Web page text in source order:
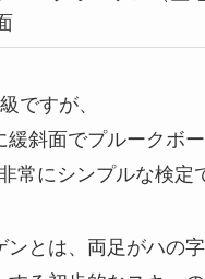
ですが、
緩斜面でプルークボ
常にシンプルな検定
ンとは、両足がハの